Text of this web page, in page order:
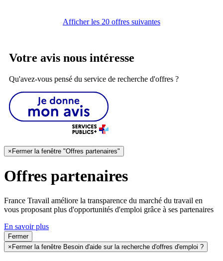
Afficher les 20 offres suivantes
Votre avis nous intéresse
Qu'avez-vous pensé du service de recherche d'offres ?
×Fermer la fenêtre "Offres partenaires"
Offres partenaires
France Travail améliore la transparence du marché du travail en
vous proposant plus d'opportunités d'emploi grâce à ses partenaires
En savoir plus
Fermer
×Fermer la fenêtre Besoin d'aide sur la recherche d'offres d'emploi ?